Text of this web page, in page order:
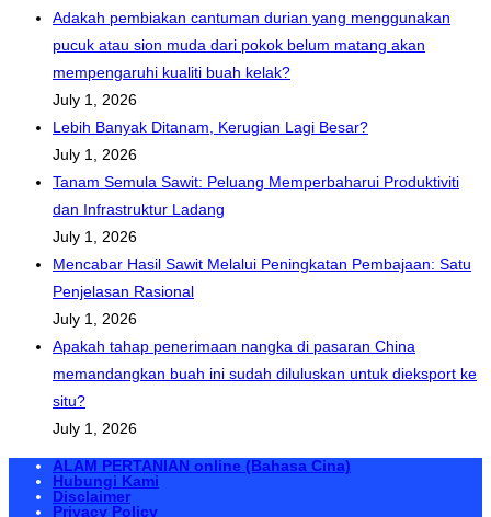
Adakah pembiakan cantuman durian yang menggunakan
pucuk atau sion muda dari pokok belum matang akan
mempengaruhi kualiti buah kelak?
July 1, 2026
Lebih Banyak Ditanam, Kerugian Lagi Besar?
July 1, 2026
Tanam Semula Sawit: Peluang Memperbaharui Produktiviti
dan Infrastruktur Ladang
July 1, 2026
Mencabar Hasil Sawit Melalui Peningkatan Pembajaan: Satu
Penjelasan Rasional
July 1, 2026
Apakah tahap penerimaan nangka di pasaran China
memandangkan buah ini sudah diluluskan untuk dieksport ke
situ?
July 1, 2026
ALAM PERTANIAN online (Bahasa Cina)
Hubungi Kami
Disclaimer
Privacy Policy